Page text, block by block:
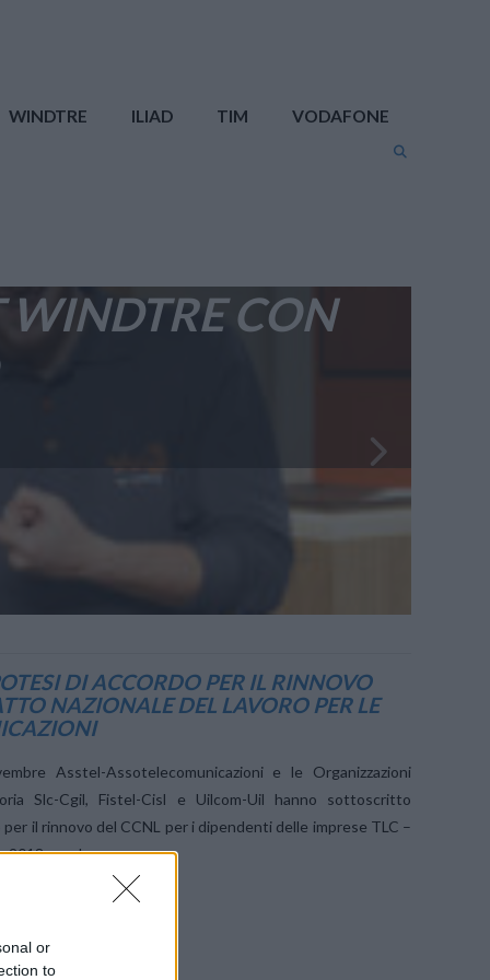
or
to
WINDTRE ILIAD TIM VODAFONE
WINDTRE CON
I RISULTATI
FINANZIARI
CON
TOP DI ILIAD
5G DI
DI ACCORDO PER IL RINNOVO
NAZIONALE DEL LAVORO PER LE
Asstel-Assotelecomunicazioni e le Organizzazioni
Slc-Cgil, Fistel-Cisl e Uilcom-Uil hanno sottoscritto
per il rinnovo del CCNL per i dipendenti delle imprese TLC –
2018 – e che …